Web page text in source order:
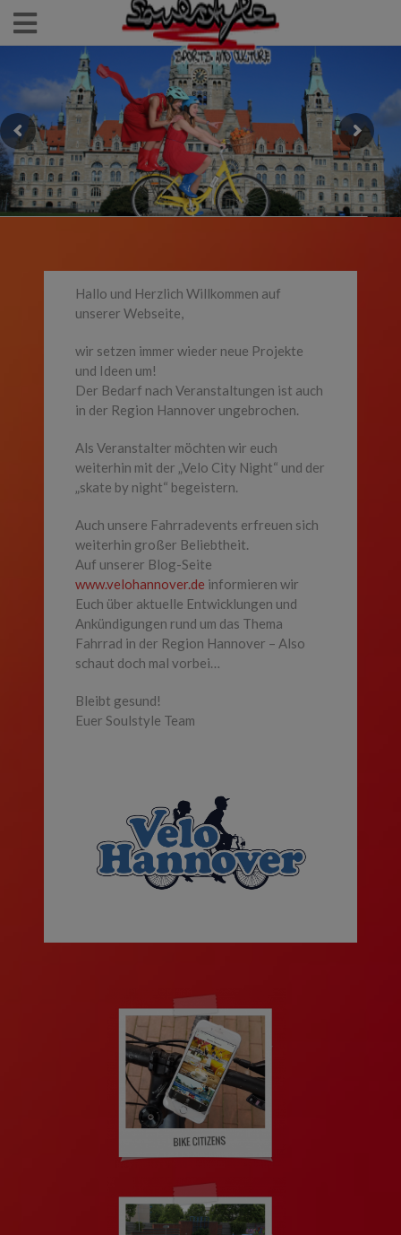
Hallo und Herzlich Willkommen auf
unserer Webseite,
wir setzen immer wieder neue Projekte
und Ideen um!
Der Bedarf nach Veranstaltungen ist auch
in der Region Hannover ungebrochen.
Als Veranstalter möchten wir euch
weiterhin mit der „Velo City Night“ und der
„skate by night“ begeistern.
Auch unsere Fahrradevents erfreuen sich
weiterhin großer Beliebtheit.
Auf unserer Blog-Seite
www.velohannover.de informieren wir
Euch über aktuelle Entwicklungen und
Ankündigungen rund um das Thema
Fahrrad in der Region Hannover – Also
schaut doch mal vorbei…
Bleibt gesund!
Euer Soulstyle Team